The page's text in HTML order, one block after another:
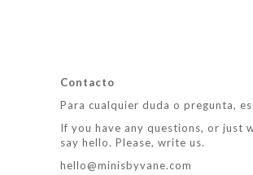
Contacto
Para cualquier duda o pregunta,
If you have any questions, or just
say hello. Please, write us.
hello@minisbyvane.com